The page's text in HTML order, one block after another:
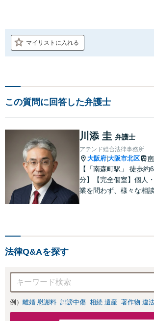
マイリストに入れる
この質問に回答した弁護士
川添 圭 弁護士
アテンド総合法律事務所
大阪府 大阪市北区
【「南森町駅」 徒歩約6
分】【完全個室】個人
業を問わず、様々な相談
法律Q&Aを探す
例） 離婚 慰謝料 誹謗中傷 相続 遺産 著作物 違